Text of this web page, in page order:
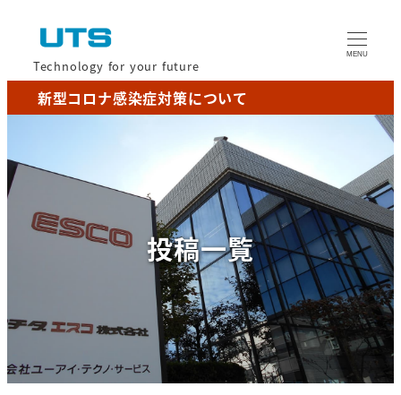
Technology for your future
MENU
新型コロナ感染症対策について
投稿一覧